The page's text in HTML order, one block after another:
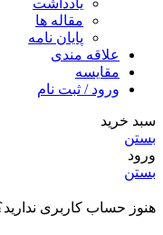
یادداشت
مقاله ها
پایان نامه
علاقه مندی
مقایسه
ورود / ثبت نام
سبد خرید
بستن
ورود
بستن
هنوز حساب کاربری